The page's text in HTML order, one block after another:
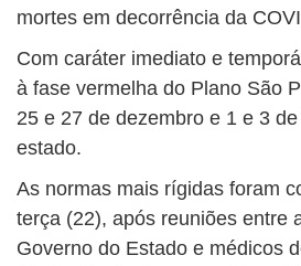
mortes em decorrência da
Com caráter imediato e
à fase vermelha do Plano São
25 e 27 de dezembro e 1 e 3
estado.
As normas mais rígidas foram
terça (22), após reuniões entre
Governo do Estado e médicos